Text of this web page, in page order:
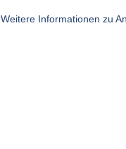
Weitere Informationen zu